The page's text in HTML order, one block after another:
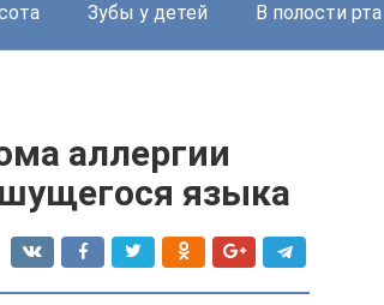
Зубы у детей В полости рта
аллергии
языка